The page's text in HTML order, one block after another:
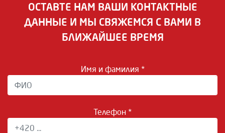
ОСТАВТЕ НАМ ВАШИ КОНТАКТНЫЕ
ДАННЫЕ И МЫ СВЯЖЕМСЯ С ВАМИ В
БЛИЖАЙШЕЕ ВРЕМЯ
Имя и фамилия *
Телефон *